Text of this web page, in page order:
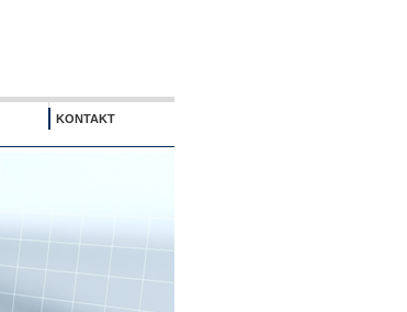
KONTAKT